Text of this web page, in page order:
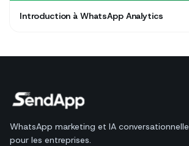
Introduction à WhatsApp Analytics
WhatsApp marketing et IA conversationnelle
pour les entreprises.